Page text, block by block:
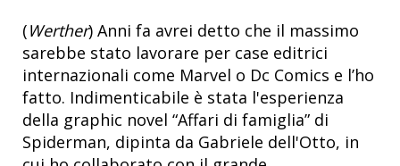
(Werther) Anni fa avrei detto che il massimo
sarebbe stato lavorare per case editrici
internazionali come Marvel o Dc Comics e l’ho
fatto. Indimenticabile è stata l'esperienza
della graphic novel “Affari di famiglia” di
Spiderman, dipinta da Gabriele dell'Otto, in